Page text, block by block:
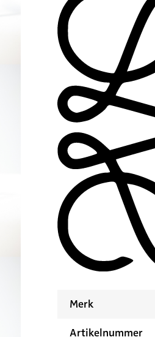
Merk
Artikelnummer